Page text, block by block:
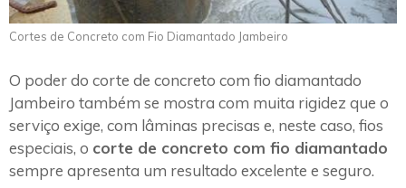
Cortes de Concreto com Fio Diamantado Jambeiro
O poder do corte de concreto com fio diamantado
Jambeiro também se mostra com muita rigidez que o
serviço exige, com lâminas precisas e, neste caso, fios
especiais, o corte de concreto com fio diamantado
sempre apresenta um resultado excelente e seguro.